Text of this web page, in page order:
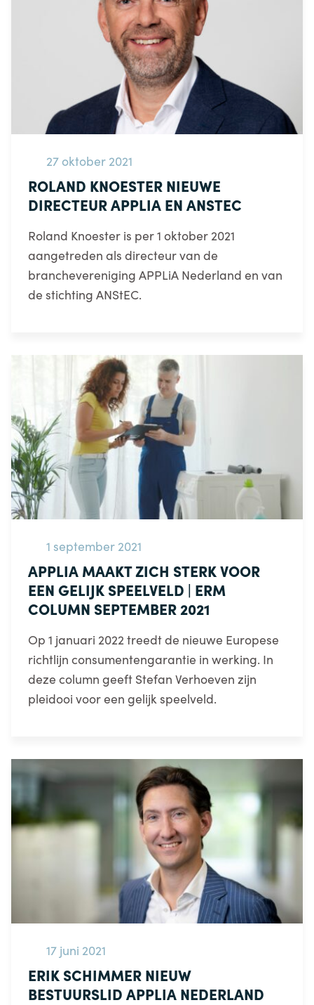
27 oktober 2021
ROLAND KNOESTER NIEUWE
DIRECTEUR APPLIA EN ANSTEC
Roland Knoester is per 1 oktober 2021
aangetreden als directeur van de
branchevereniging APPLiA Nederland en van
de stichting ANStEC.
1 september 2021
APPLIA MAAKT ZICH STERK VOOR
EEN GELIJK SPEELVELD | ERM
COLUMN SEPTEMBER 2021
Op 1 januari 2022 treedt de nieuwe Europese
richtlijn consumentengarantie in werking. In
deze column geeft Stefan Verhoeven zijn
pleidooi voor een gelijk speelveld.
17 juni 2021
ERIK SCHIMMER NIEUW
BESTUURSLID APPLIA NEDERLAND